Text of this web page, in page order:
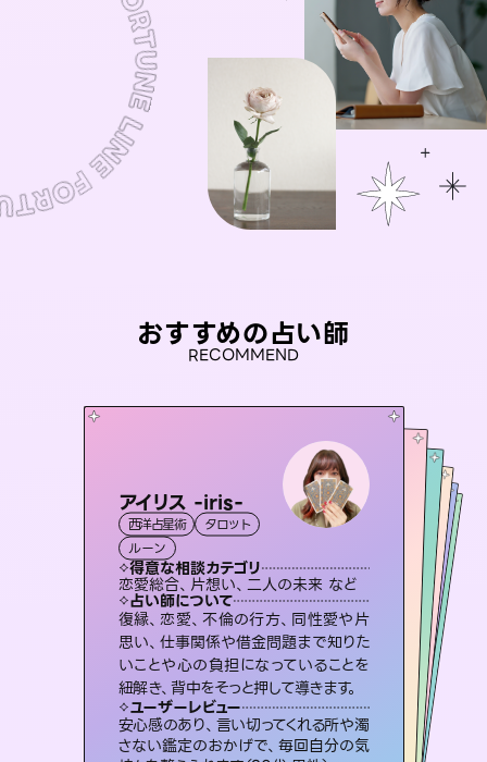
おすすめの占い師
RECOMMEND
アイリス -iris-
西洋占星術
タロット
ルーン
得意な相談カテゴリ
恋愛総合、片想い、二人の未来 など
占い師について
復縁、恋愛、不倫の行方、同性愛や片
思い、仕事関係や借金問題まで知りた
いことや心の負担になっていることを
紐解き、背中をそっと押して導きます。
ユーザーレビュー
安心感のあり、言い切ってくれる所や濁
さない鑑定のおかげで、毎回自分の気
桃源珠羽（とうげんみう）
霊視・オーラ タロット
スピリチュアル・リーディング
得意な相談カテゴリ
片想い、あの人の気持ち、復縁 など
占い師について
恋愛のお悩みの中でも特に「曖昧な関
係」の相談を得意としており、友達以上
恋人未満なお相手との今後や本音を丁
寧に読み解き恋愛成就へと導きます。
ユーザーレビュー
鑑定していただいてアドバイス通りに行
動すると仲が復活してきました。ありが
とうございました（40代 女性）
彗望（すいぼう
霊視・オーラ
スピリチュアル・リーディング
得意な相談カテゴリ
片想い、あの人の気持ち、復縁 など
占い師について
3,700年以上の歴史を持つ東洋最古の
占術「易占」で詳細まで占い、幸せへ向
かう道筋を示します。厳しい結果にも具
体的な対策をお伝えします。
ユーザーレビュー
複雑な背景もしっかり聞いて鑑定して
いただけました。気持ちが楽になりまし
た（50代 女性）
おう 霊感オラクル
霊視・オーラ
オラクルカード
得意な相談カテゴリ
恋愛総合、あの人の気持ち など
占い師について
霊視×オラクルカードを使って「今」と「未来」そして「気になるあの人の気持ち」まで丁寧に読み解き、恋や人生のヒントを優しく引き出します。
ユーザーレビュー
不安な気持ちが嘘みたいに晴れまし
た…！よく視えていらっしゃるんだなと
感じました（40代 女性）
未来視師＊花
スピリチュアル・リーディング
得意な相談カテゴリ
出逢い、片想い、復縁 など
占い師について
未来には何パターンもの選択肢があり
ます。不安で視えにくくなっているあな
たの素敵な未来を見つけ、その未来を
選択できるようアドバイスします。
ユーザーレビュー
職場の人の性質や人間関係、本心など
本当によく視えていてびっくり。対策が
打てて前向きになれます（40代）
セラピスト理恵
霊視・オーラ タロット
スピリチュアル・リーディング
得意な相談カテゴリ
片想い、二人の未来、年の差 など
占い師について
連絡再開、復縁、成就などの報告実績
多数。セラピストとして2万超の施術経
験があるからこそできる鑑定で、より良
い未来をサポートします。
ユーザーレビュー
とても心温まる鑑定でした。しかもこち
らは何も言っていないのに視えていらっ
しゃるんだなと驚きです（30代女性）